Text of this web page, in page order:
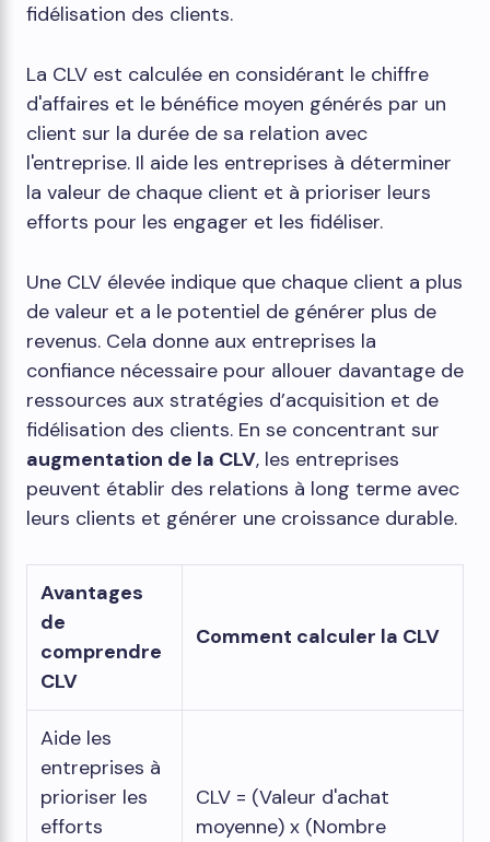
fidélisation des clients.
La CLV est calculée en considérant le chiffre
d'affaires et le bénéfice moyen générés par un
client sur la durée de sa relation avec
l'entreprise. Il aide les entreprises à déterminer
la valeur de chaque client et à prioriser leurs
efforts pour les engager et les fidéliser.
Une CLV élevée indique que chaque client a plus
de valeur et a le potentiel de générer plus de
revenus. Cela donne aux entreprises la
confiance nécessaire pour allouer davantage de
ressources aux stratégies d’acquisition et de
fidélisation des clients. En se concentrant sur
augmentation de la CLV, les entreprises
peuvent établir des relations à long terme avec
leurs clients et générer une croissance durable.
Avantages
de
comprendre
CLV
Comment calculer la CLV
Aide les
entreprises à
prioriser les
efforts
CLV = (Valeur d'achat
moyenne) x (Nombre